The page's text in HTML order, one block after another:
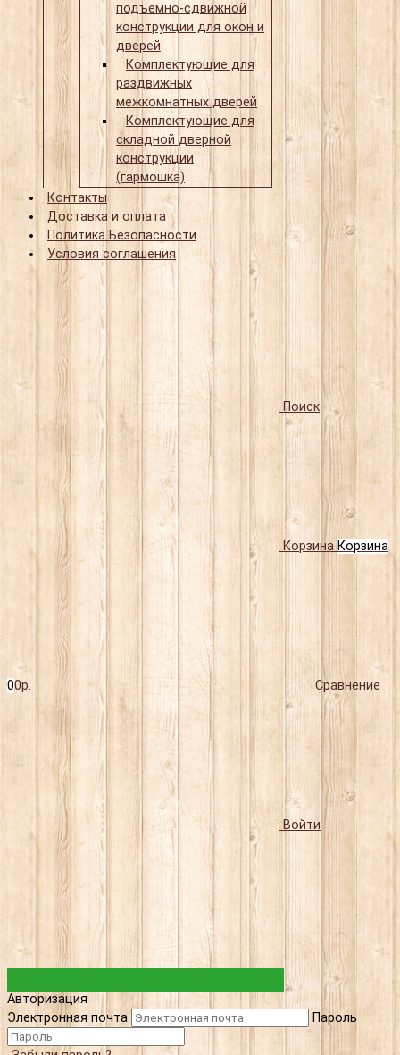
подъемно-сдвижной
конструкции для окон и
дверей
Комплектующие для
раздвижных
межкомнатных дверей
Комплектующие для
складной дверной
конструкции
(гармошка)
Контакты
Доставка и оплата
Политика Безопасности
Условия соглашения
Поиск
Корзина Корзина
00р. Сравнение
Войти
Авторизация
Электронная почта
Пароль